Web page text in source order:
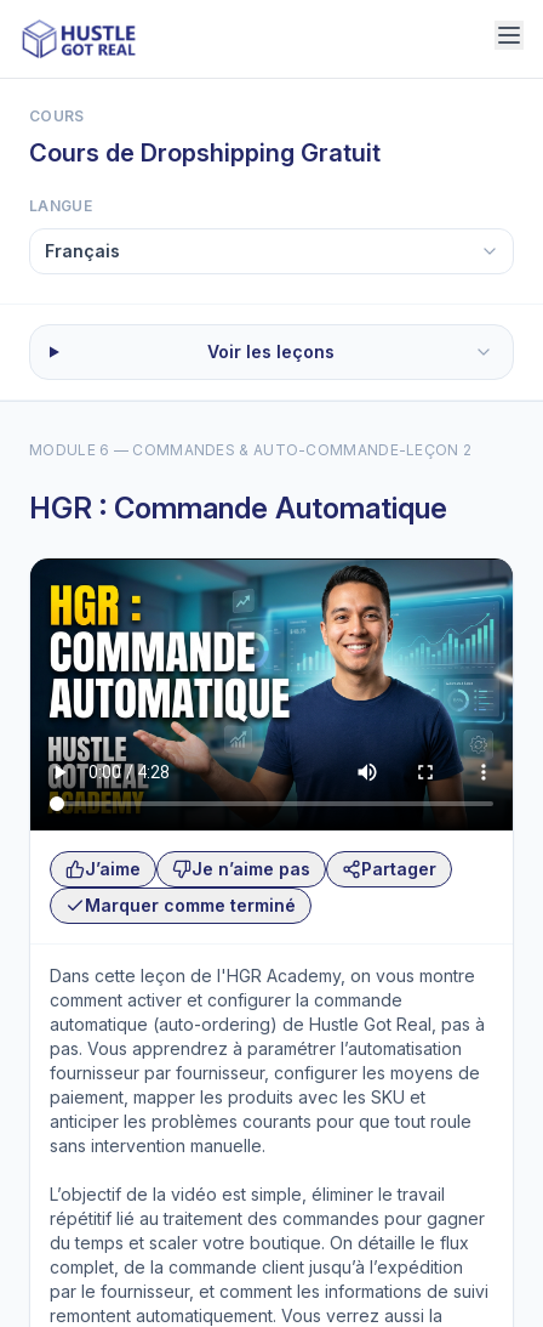
COURS
Cours de Dropshipping Gratuit
LANGUE
Voir les leçons
MODULE 6 — COMMANDES & AUTO-COMMANDE-LEÇON 2
HGR : Commande Automatique
J’aime Je n’aime pas
Partager
Marquer comme terminé
Dans cette leçon de l'HGR Academy, on vous montre
comment activer et configurer la commande
automatique (auto-ordering) de Hustle Got Real, pas à
pas. Vous apprendrez à paramétrer l’automatisation
fournisseur par fournisseur, configurer les moyens de
paiement, mapper les produits avec les SKU et
anticiper les problèmes courants pour que tout roule
sans intervention manuelle.
L’objectif de la vidéo est simple, éliminer le travail
répétitif lié au traitement des commandes pour gagner
du temps et scaler votre boutique. On détaille le flux
complet, de la commande client jusqu’à l’expédition
par le fournisseur, et comment les informations de suivi
remontent automatiquement. Vous verrez aussi la